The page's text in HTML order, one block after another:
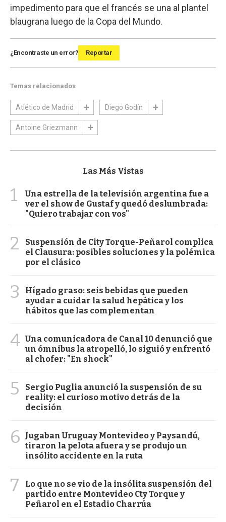
impedimento para que el francés se una al plantel
blaugrana luego de la Copa del Mundo.
¿Encontraste un error? Reportar
Temas relacionados
Atlético de Madrid Diego Godín
Antoine Griezmann
Las Más Vistas
1
Una estrella de la televisión argentina fue a
ver el show de Gustaf y quedó deslumbrada:
"Quiero trabajar con vos"
2
Suspensión de City Torque-Peñarol complica
el Clausura: posibles soluciones y la polémica
por el clásico
3
Hígado graso: seis bebidas que pueden
ayudar a cuidar la salud hepática y los
hábitos que las complementan
4 Una comunicadora de Canal 10 denunció que
un ómnibus la atropelló, lo siguió y enfrentó
al chofer: "En shock"
5
Sergio Puglia anunció la suspensión de su
reality: el curioso motivo detrás de la
decisión
6
Jugaban Uruguay Montevideo y Paysandú,
tiraron la pelota afuera y se produjo un
insólito accidente en la ruta
7
Lo que no se vio de la insólita suspensión del
partido entre Montevideo Cty Torque y
Peñarol en el Estadio Charrúa